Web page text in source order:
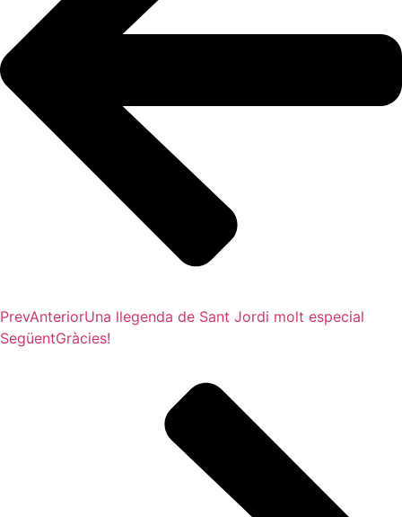
PrevAnteriorUna llegenda de Sant Jordi molt especial
SegüentGràcies!